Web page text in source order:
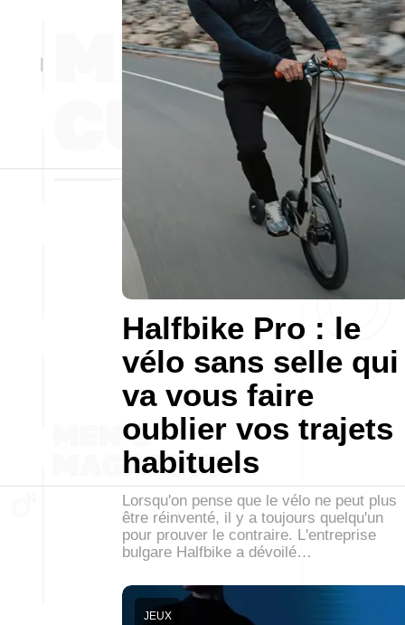
Halfbike Pro : le
vélo sans selle qui
va vous faire
oublier vos trajets
habituels
Lorsqu'on pense que le vélo ne peut plus
être réinventé, il y a toujours quelqu'un
pour prouver le contraire. L'entreprise
bulgare Halfbike a dévoilé…
JEUX